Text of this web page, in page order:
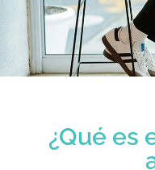
¿Qué es